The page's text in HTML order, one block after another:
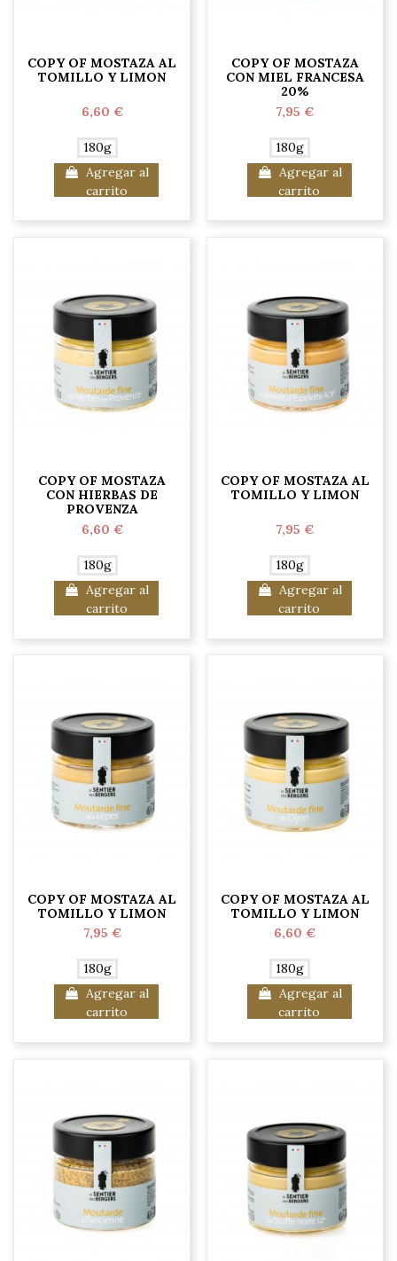
COPY OF MOSTAZA AL
TOMILLO Y LIMON
6,60 €
180g
Agregar al
carrito
COPY OF MOSTAZA
CON MIEL FRANCESA
20%
7,95 €
180g
Agregar al
carrito
COPY OF MOSTAZA
CON HIERBAS DE
PROVENZA
6,60 €
180g
Agregar al
carrito
COPY OF MOSTAZA AL
TOMILLO Y LIMON
7,95 €
180g
Agregar al
carrito
COPY OF MOSTAZA AL
TOMILLO Y LIMON
7,95 €
180g
Agregar al
carrito
COPY OF MOSTAZA AL
TOMILLO Y LIMON
6,60 €
180g
Agregar al
carrito